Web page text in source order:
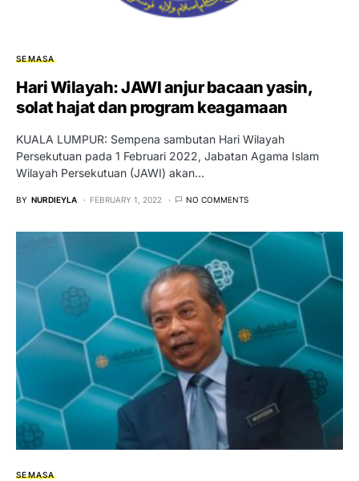
SEMASA
Hari Wilayah: JAWI anjur bacaan yasin,
solat hajat dan program keagamaan
KUALA LUMPUR: Sempena sambutan Hari Wilayah
Persekutuan pada 1 Februari 2022, Jabatan Agama Islam
Wilayah Persekutuan (JAWI) akan…
BY NURDIEYLA FEBRUARY 1, 2022 NO COMMENTS
SEMASA